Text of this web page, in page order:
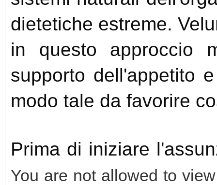
dietetiche estreme.
in questo approccio
supporto dell'appetito
modo tale da favorire
Prima di iniziare
You are not allowed to